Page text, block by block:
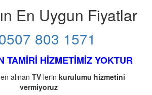
En Uygun Fiyatlar
803 1571
TAMİRİ HİZMETİMİZ YOKTUR
alınan TVlerin kurulumu hizmetini
vermiyoruz